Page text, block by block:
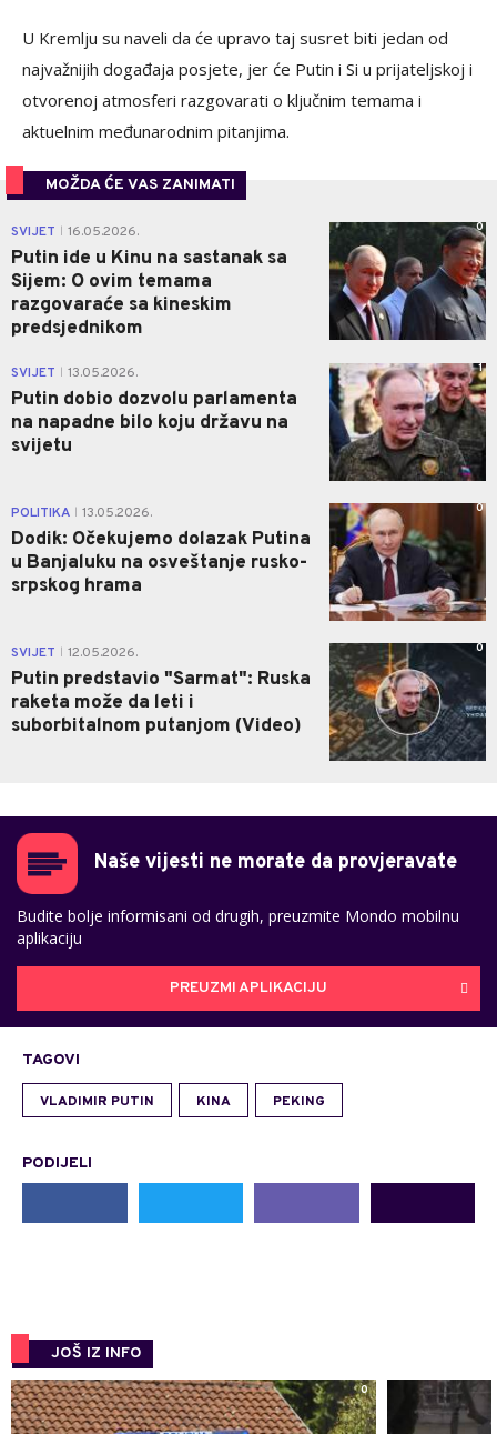
U Kremlju su naveli da će upravo taj susret biti jedan od
najvažnijih događaja posjete, jer će Putin i Si u prijateljskoj i
otvorenoj atmosferi razgovarati o ključnim temama i
aktuelnim međunarodnim pitanjima.
MOŽDA ĆE VAS ZANIMATI
SVIJET 16.05.2026.
Putin ide u Kinu na sastanak sa
Sijem: O ovim temama
razgovaraće sa kineskim
predsjednikom
0
SVIJET 13.05.2026.
Putin dobio dozvolu parlamenta
na napadne bilo koju državu na
svijetu
1
POLITIKA 13.05.2026.
Dodik: Očekujemo dolazak Putina
u Banjaluku na osveštanje rusko-
srpskog hrama
0
SVIJET 12.05.2026.
Putin predstavio "Sarmat": Ruska
raketa može da leti i
suborbitalnom putanjom (Video)
0
Naše vijesti ne morate da provjeravate
Budite bolje informisani od drugih, preuzmite Mondo mobilnu
aplikaciju
PREUZMI APLIKACIJU
TAGOVI
VLADIMIR PUTIN KINA PEKING
PODIJELI
JOŠ IZ INFO
0